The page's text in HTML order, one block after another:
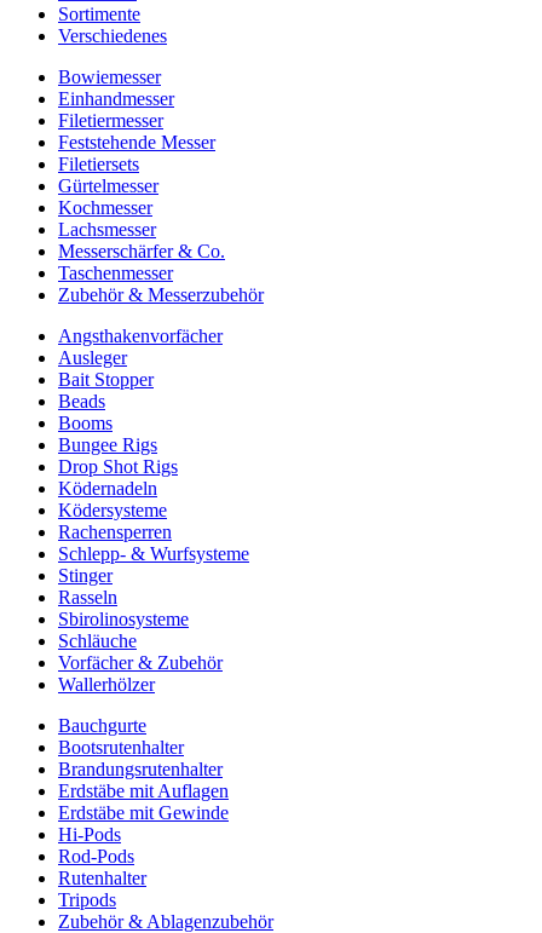
Sortimente
Verschiedenes
Bowiemesser
Einhandmesser
Filetiermesser
Feststehende Messer
Filetiersets
Gürtelmesser
Kochmesser
Lachsmesser
Messerschärfer & Co.
Taschenmesser
Zubehör & Messerzubehör
Angsthakenvorfächer
Ausleger
Bait Stopper
Beads
Booms
Bungee Rigs
Drop Shot Rigs
Ködernadeln
Ködersysteme
Rachensperren
Schlepp- & Wurfsysteme
Stinger
Rasseln
Sbirolinosysteme
Schläuche
Vorfächer & Zubehör
Wallerhölzer
Bauchgurte
Bootsrutenhalter
Brandungsrutenhalter
Erdstäbe mit Auflagen
Erdstäbe mit Gewinde
Hi-Pods
Rod-Pods
Rutenhalter
Tripods
Zubehör & Ablagenzubehör